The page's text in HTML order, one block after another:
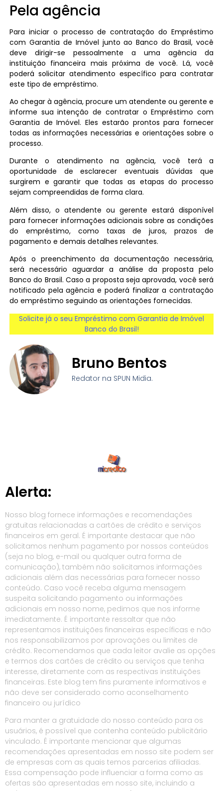
Pela agência
Para iniciar o processo de contratação do Empréstimo
com Garantia de Imóvel junto ao Banco do Brasil, você
deve dirigir-se pessoalmente a uma agência da
instituição financeira mais próxima de você. Lá, você
poderá solicitar atendimento específico para contratar
este tipo de empréstimo.
Ao chegar à agência, procure um atendente ou gerente e
informe sua intenção de contratar o Empréstimo com
Garantia de Imóvel. Eles estarão prontos para fornecer
todas as informações necessárias e orientações sobre o
processo.
Durante o atendimento na agência, você terá a
oportunidade de esclarecer eventuais dúvidas que
surgirem e garantir que todas as etapas do processo
sejam compreendidas de forma clara.
Além disso, o atendente ou gerente estará disponível
para fornecer informações adicionais sobre as condições
do empréstimo, como taxas de juros, prazos de
pagamento e demais detalhes relevantes.
Após o preenchimento da documentação necessária,
será necessário aguardar a análise da proposta pelo
Banco do Brasil. Caso a proposta seja aprovada, você será
notificado pela agência e poderá finalizar a contratação
do empréstimo seguindo as orientações fornecidas.
Solicite já o seu Empréstimo com Garantia de Imóvel
Banco do Brasil!
Bruno Bentos
Redator na SPUN Midia.
Alerta:
Nosso blog fornece informações e recomendações
gratuitas relacionadas a cartões de crédito e serviços
financeiros em geral. É importante destacar que não
solicitamos nenhum pagamento por nossos conteúdos
(seja no blog, e-mail ou qualquer outra forma de
comunicação), também não solicitamos informações
adicionais além das necessárias para fornecer nosso
conteúdo. Caso você receba alguma mensagem
suspeita solicitando pagamento ou informações
adicionais em nosso nome, pedimos que nos informe
imediatamente. É importante ressaltar que não
representamos instituições financeiras específicas e não
nos responsabilizamos por aprovações ou limites de
crédito. Recomendamos que cada leitor avalie as opções
e termos dos cartões de crédito ou serviços que tenha
interesse, diretamente com as respectivas instituições
financeiras. Este blog tem fins puramente informativos e
não deve ser considerado como aconselhamento
financeiro ou jurídico
Para manter a gratuidade do nosso conteúdo para os
usuários, é possível que contenha conteúdo publicitário
vinculado. É importante mencionar que algumas
recomendações apresentadas em nosso site podem ser
de empresas com as quais temos parcerias afiliadas.
Essa compensação pode influenciar a forma como as
ofertas são apresentadas em nosso site, incluindo a